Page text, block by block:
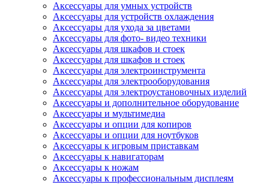
Аксессуары для умных устройств
Аксессуары для устройств охлаждения
Аксессуары для ухода за цветами
Аксессуары для фото- видео техники
Аксессуары для шкафов и стоек
Аксессуары для шкафов и стоек
Аксессуары для электроинструмента
Аксессуары для электрооборудования
Аксессуары для электроустановочных изделий
Аксессуары и дополнительное оборудование
Аксессуары и мультимедиа
Аксессуары и опции для копиров
Аксессуары и опции для ноутбуков
Аксессуары к игровым приставкам
Аксессуары к навигаторам
Аксессуары к ножам
Аксессуары к профессиональным дисплеям